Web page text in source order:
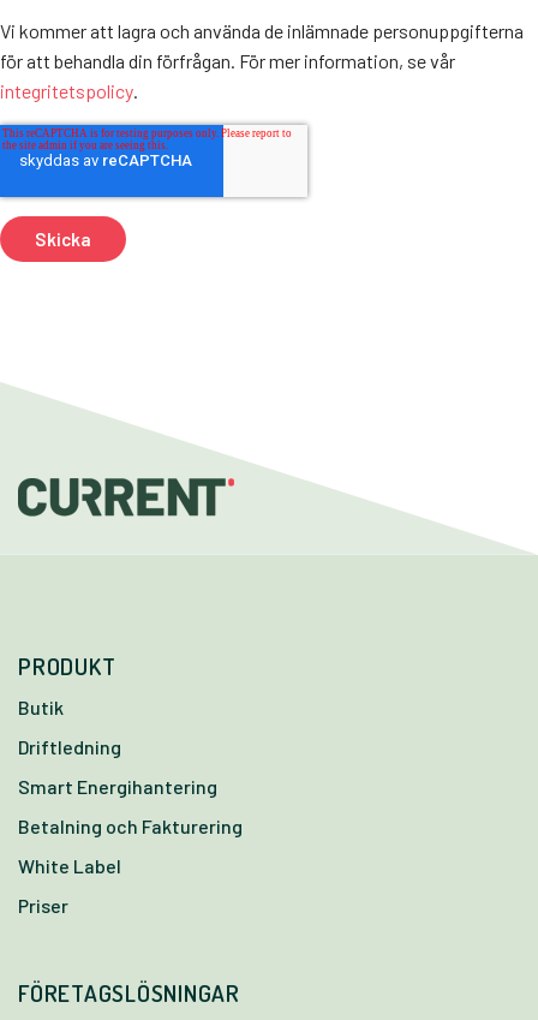
Vi kommer att lagra och använda de inlämnade personuppgifterna
för att behandla din förfrågan. För mer information, se vår
integritetspolicy.
PRODUKT
Butik
Driftledning
Smart Energihantering
Betalning och Fakturering
White Label
Priser
FÖRETAGSLÖSNINGAR